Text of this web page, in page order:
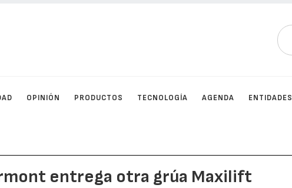
OPINIÓN PRODUCTOS TECNOLOGÍA AGENDA ENTIDADES
entrega otra grúa Maxilift